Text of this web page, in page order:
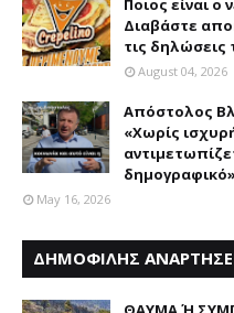
Ποιος είναι ο
Διαβάστε
τις δηλώσεις
August 04, 2026
Απόστολος
«Χωρίς
δημογραφικό»
May 16, 2026
ΔΗΜΟΦΙΛΗΣ